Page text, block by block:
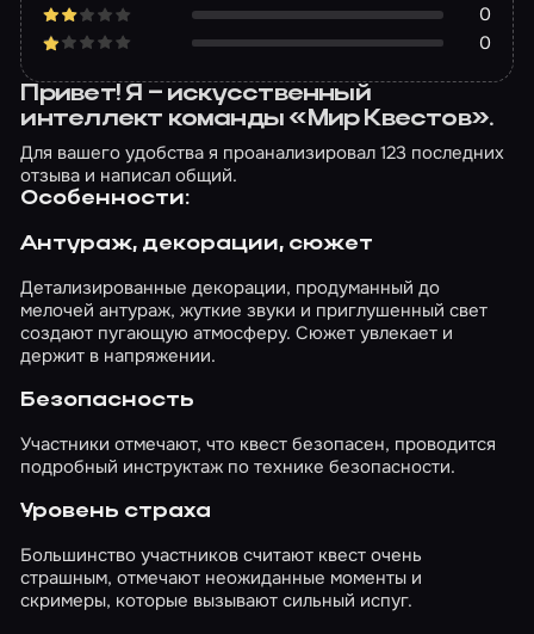
0
0
Привет! Я – искусственный
интеллект команды «Мир Квестов».
Для вашего удобства я проанализировал 123 последних
отзыва и написал общий.
Особенности:
Антураж, декорации, сюжет
Детализированные декорации, продуманный до
мелочей антураж, жуткие звуки и приглушенный свет
создают пугающую атмосферу. Сюжет увлекает и
держит в напряжении.
Безопасность
Участники отмечают, что квест безопасен, проводится
подробный инструктаж по технике безопасности.
Уровень страха
Большинство участников считают квест очень
страшным, отмечают неожиданные моменты и
скримеры, которые вызывают сильный испуг.